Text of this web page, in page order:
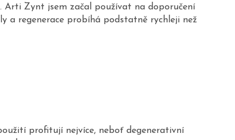
Arti Zynt jsem začal používat na doporučení
a regenerace probíhá podstatně rychleji než
profitují nejvíce, neboť degenerativní